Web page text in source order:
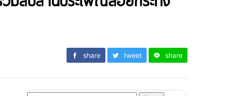
share tweet share